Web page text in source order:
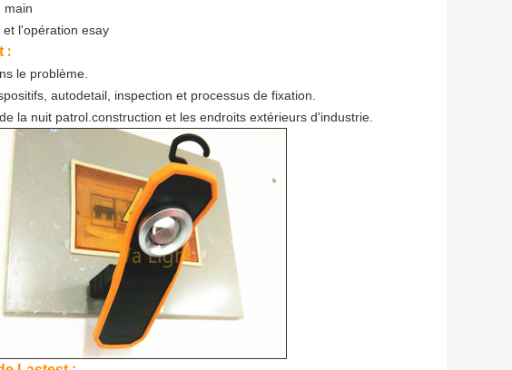
main
l'opération esay
:
le problème.
autodetail, inspection et processus de fixation.
la nuit patrol.construction et les endroits extérieurs d'industrie.